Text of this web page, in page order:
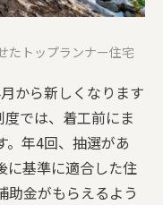
たトップランナー住宅
から新しくなります
では、着工前にま
。年4回、抽選があ
に基準に適合した住
助金がもらえるよう